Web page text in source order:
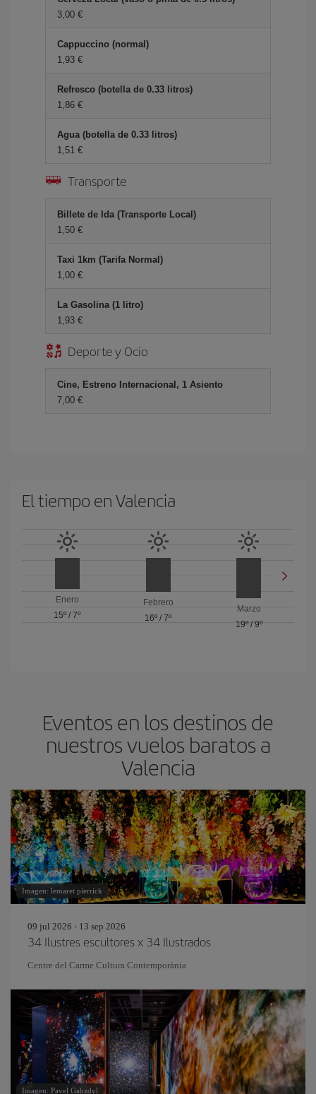
3,00 €
Cappuccino (normal)
1,93 €
Refresco (botella de 0.33 litros)
1,86 €
Agua (botella de 0.33 litros)
1,51 €
Transporte
Billete de Ida (Transporte Local)
1,50 €
Taxi 1km (Tarifa Normal)
1,00 €
La Gasolina (1 litro)
1,93 €
Deporte y Ocio
Cine, Estreno Internacional, 1 Asiento
7,00 €
El tiempo en Valencia
Enero
15º /7º
Febrero
16º / 7º
Marzo
19º/ 9º
Eventos en los destinos de
nuestros vuelos baratos a
Valencia
Imagen: lemaret pierrick
09 jul 2026 - 13 sep 2026
34 Ilustres escultores x 34 Ilustrados
Centre del Carme Cultura Contemporània
Imagen: Pavel Gabzdyl